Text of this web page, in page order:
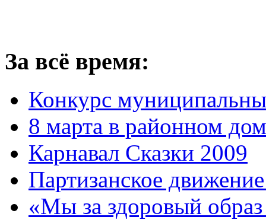
За всё время:
Конкурс
8 марта в районном
Карнавал Сказки 2009
Партизанское
«Мы за здоровый